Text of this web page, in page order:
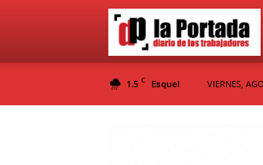
1.5 C Esquel VIERNES,